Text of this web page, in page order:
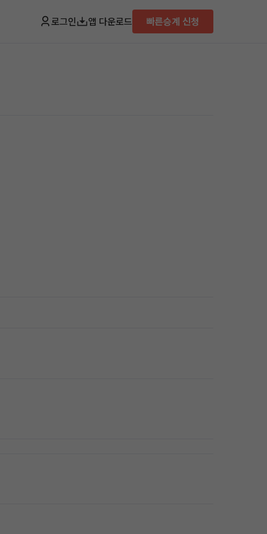
로그인 앱 다운로드 빠른승계 신청